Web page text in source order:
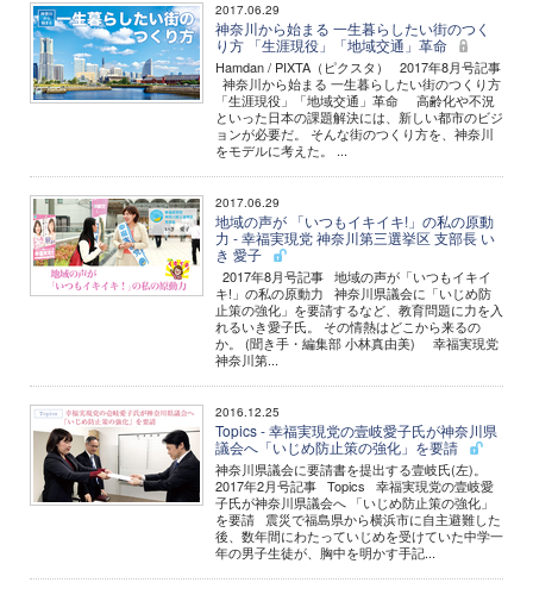
2017.06.29
神奈川から始まる 一生暮らしたい街のつく
り方 「生涯現役」「地域交通」革命
Hamdan / PIXTA（ピクスタ） 2017年8月号記事
神奈川から始まる 一生暮らしたい街のつくり方
「生涯現役」「地域交通」革命 高齢化や不況
といった日本の課題解決には、新しい都市のビジ
ョンが必要だ。 そんな街のつくり方を、神奈川
をモデルに考えた。 ...
2017.06.29
地域の声が 「いつもイキイキ!」の私の原動
力 - 幸福実現党 神奈川第三選挙区 支部長 い
き 愛子
2017年8月号記事 地域の声が「いつもイキイ
キ!」の私の原動力 神奈川県議会に「いじめ防
止策の強化」を要請するなど、教育問題に力を入
れるいき愛子氏。 その情熱はどこから来るの
か。 (聞き手・編集部 小林真由美) 幸福実現党
神奈川第...
2016.12.25
Topics - 幸福実現党の壹岐愛子氏が神奈川県
議会へ「いじめ防止策の強化」を要請
神奈川県議会に要請書を提出する壹岐氏(左)。
2017年2月号記事 Topics 幸福実現党の壹岐愛
子氏が神奈川県議会へ 「いじめ防止策の強化」
を要請 震災で福島県から横浜市に自主避難した
後、数年間にわたっていじめを受けていた中学一
年の男子生徒が、胸中を明かす手記...